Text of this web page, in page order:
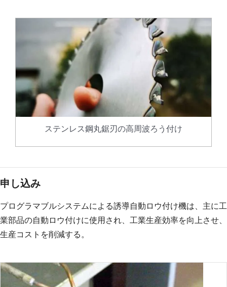
ステンレス鋼丸鋸刃の高周波ろう付け
申し込み
プログラマブルシステムによる誘導自動ロウ付け機は、主に工
業部品の自動ロウ付けに使用され、工業生産効率を向上させ、
生産コストを削減する。